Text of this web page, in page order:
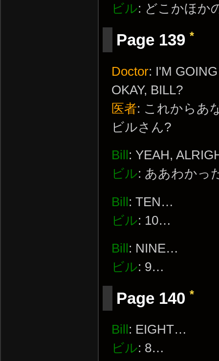
ビル: どこかほか
Page 139 *
Doctor: I'M
OKAY, BILL?
医者: これからあ
ビルさん?
Bill : YEAH,
ビル: ああわかっ
Bill: TEN…
ビル: 10…
Bill : NINE…
ビル: 9…
Page 140 *
Bill : EIGHT…
ビル: 8…